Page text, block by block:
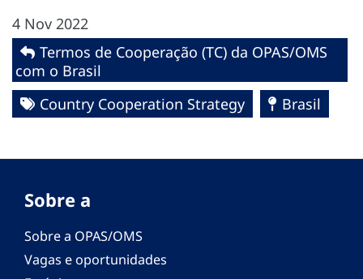
4 Nov 2022
Termos de Cooperação (TC) da OPAS/OMS
com o Brasil
Country Cooperation Strategy
Brasil
Sobre a
Sobre a OPAS/OMS
Vagas e oportunidades